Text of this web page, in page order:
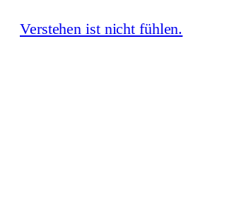
Verstehen ist nicht fühlen.